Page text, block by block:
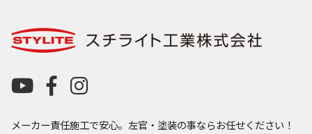
メーカー責任施工で安心。左官・塗装の事ならお任せください！